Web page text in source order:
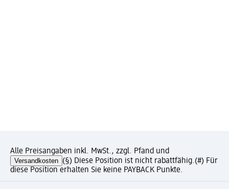
Alle Preisangaben inkl. MwSt., zzgl. Pfand und
Versandkosten (§) Diese Position ist nicht rabattfähig.(#) Für
diese Position erhalten Sie keine PAYBACK Punkte.